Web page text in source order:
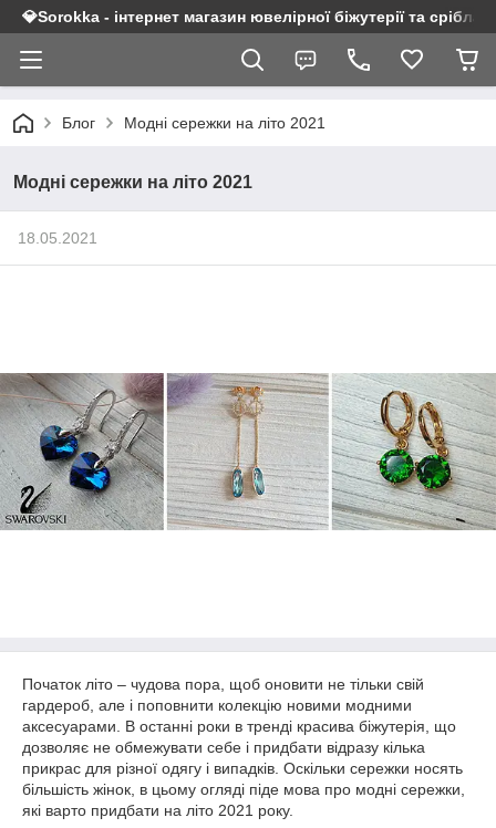
💎Sorokka - інтернет магазин ювелірної біжутерії та срібла
Блог Модні сережки на літо 2021
Модні сережки на літо 2021
18.05.2021
Початок літо – чудова пора, щоб оновити не тільки свій
гардероб, але і поповнити колекцію новими модними
аксесуарами. В останні роки в тренді красива біжутерія, що
дозволяє не обмежувати себе і придбати відразу кілька
прикрас для різної одягу і випадків. Оскільки сережки носять
більшість жінок, в цьому огляді піде мова про модні сережки,
які варто придбати на літо 2021 року.